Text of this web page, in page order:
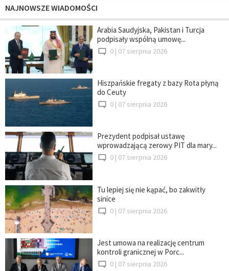
NAJNOWSZE WIADOMOŚCI
Arabia Saudyjska, Pakistan i Turcja
podpisały wspólną umowę...
0 | 07 sierpnia 2026
Hiszpańskie fregaty z bazy Rota płyną
do Ceuty
0 | 07 sierpnia 2026
Prezydent podpisał ustawę
wprowadzającą zerowy PIT dla mary...
0 | 07 sierpnia 2026
Tu lepiej się nie kąpać, bo zakwitły
sinice
0 | 07 sierpnia 2026
Jest umowa na realizację centrum
kontroli granicznej w Porc...
0 | 07 sierpnia 2026